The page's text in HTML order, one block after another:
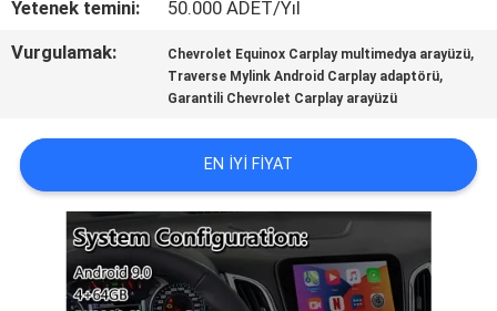
HABERLER
SITEMAP
PRIVACY
POLICY
Yetenek temini:
50.000 ADET/Yıl
Vurgulamak:
Chevrolet Equinox Carplay multimedya arayüzü,
Traverse Mylink Android Carplay adaptörü,
Garantili Chevrolet Carplay arayüzü
EN IYI FIYAT